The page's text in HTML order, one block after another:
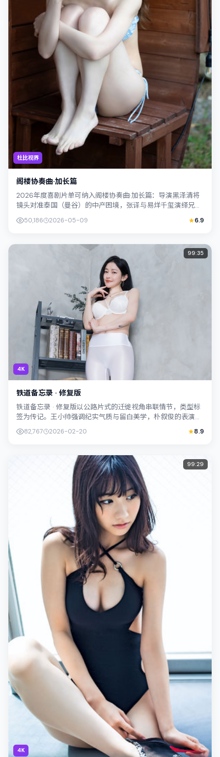
杜比视界
阁楼协奏曲·加长篇
2026年度喜剧片单可纳入阁楼协奏曲·加长篇：导演黑泽清将
镜头对准泰国（曼谷）的中产困境，张译与易烊千玺演绎兄妹
50,186 2026-05-09 6.9
4K
99:35
铁道备忘录 · 修复版
铁道备忘录 · 修复版以公路片式的迁徙视角串联情节，类型标
签为传记。王小帅强调纪实气质与留白美学，朴叙俊的表演在
外冷内热之间切换；若你正在查找韩...
82,767 2026-02-20 8.9
4K
99:29